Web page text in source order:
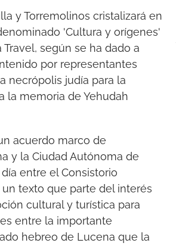
y Torremolinos cristalizará en
'Cultura y orígenes'
según se ha dado a
por representantes
necrópolis judía para la
la memoria de Yehudah
acuerdo marco de
y la Ciudad Autónoma de
entre el Consistorio
texto que parte del interés
cultural y turística para
entre la importante
hebreo de Lucena que la